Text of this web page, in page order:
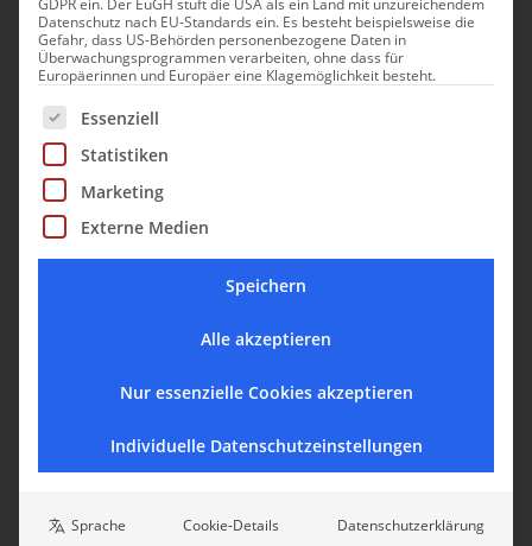
Datenschutz nach EU-Standards ein. Es besteht beispielsweise die
Gefahr, dass US-Behörden personenbezogene Daten in
Überwachungsprogrammen verarbeiten, ohne dass für
Europäerinnen und Europäer eine Klagemöglichkeit besteht.
Es folgt eine Liste der Service-Gruppen, für die eine
Essenziell
Statistiken
Marketing
Externe Medien
Speichern
Alle akzeptieren
Nur essenzielle Cookies akzeptieren
Individuelle Datenschutzeinstellungen
Sprache Cookie-Details
Datenschutzerklärung